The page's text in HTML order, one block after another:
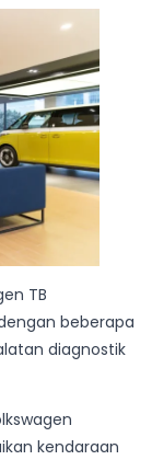
TB
beberapa
diagnostik
kendaraan